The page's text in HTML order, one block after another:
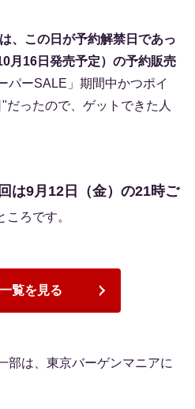
、この日が予約解禁日であっ
月16日発売予定）の予約販売
パーSALE」期間中かつポイ
だったので、ゲットできた人
は9月12日（金）の21時ご
ころです。
覧を見る
部は、東京バーゲンマニアに